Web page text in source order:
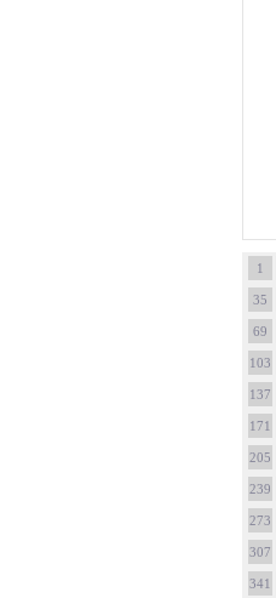
1
35
69
103
137
171
205
239
273
307
341